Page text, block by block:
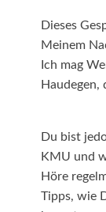
Dieses
Meinem
Ich mag
Haudegen,
Du bist
KMU und
Höre
Tipps, wie